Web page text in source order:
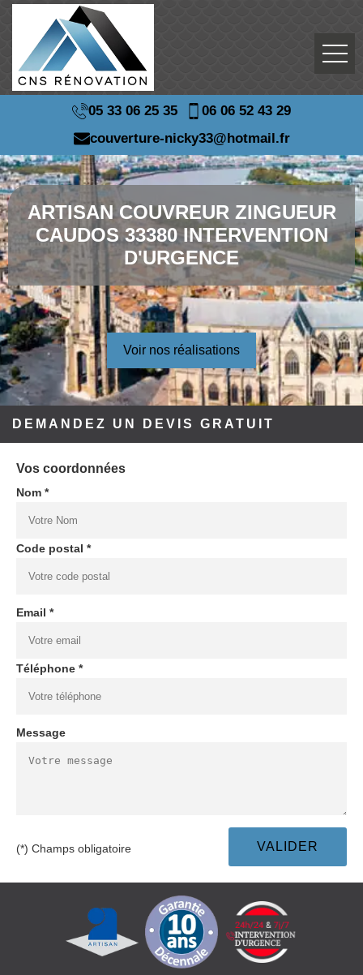
05 33 06 25 35
06 06 52 43 29
couverture-nicky33@hotmail.fr
ARTISAN COUVREUR ZINGUEUR
CAUDOS 33380 INTERVENTION
D'URGENCE
Voir nos réalisations
DEMANDEZ UN DEVIS GRATUIT
Vos coordonnées
Nom *
Code postal *
Email *
Téléphone *
Message
(*) Champs obligatoire